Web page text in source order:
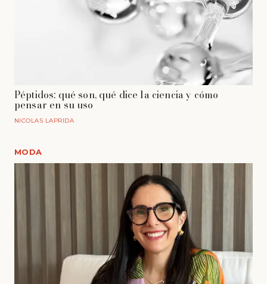
Péptidos: qué son, qué dice la ciencia y cómo
pensar en su uso
NICOLAS LAPRIDA
MODA